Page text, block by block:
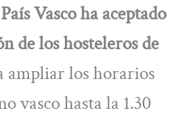
Vasco ha aceptado
de los hosteleros de
ampliar los horarios
vasco hasta la 1.30